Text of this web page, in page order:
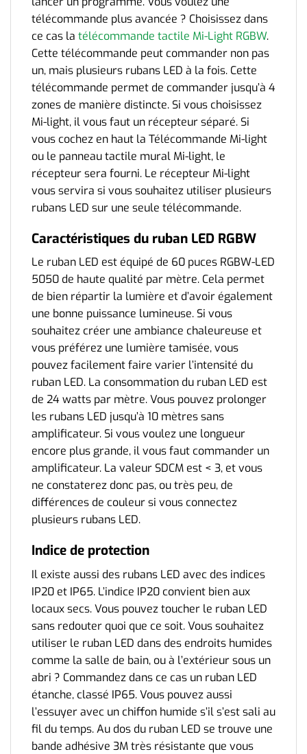
télécommande plus avancée ? Choisissez dans
ce cas la télécommande tactile Mi-Light RGBW.
Cette télécommande peut commander non pas
un, mais plusieurs rubans LED à la fois. Cette
télécommande permet de commander jusqu’à 4
zones de manière distincte. Si vous choisissez
Mi-light, il vous faut un récepteur séparé. Si
vous cochez en haut la Télécommande Mi-light
ou le panneau tactile mural Mi-light, le
récepteur sera fourni. Le récepteur Mi-light
vous servira si vous souhaitez utiliser plusieurs
rubans LED sur une seule télécommande.
Caractéristiques du ruban LED RGBW
Le ruban LED est équipé de 60 puces RGBW-LED
5050 de haute qualité par mètre. Cela permet
de bien répartir la lumière et d’avoir également
une bonne puissance lumineuse. Si vous
souhaitez créer une ambiance chaleureuse et
vous préférez une lumière tamisée, vous
pouvez facilement faire varier l’intensité du
ruban LED. La consommation du ruban LED est
de 24 watts par mètre. Vous pouvez prolonger
les rubans LED jusqu’à 10 mètres sans
amplificateur. Si vous voulez une longueur
encore plus grande, il vous faut commander un
amplificateur. La valeur SDCM est < 3, et vous
ne constaterez donc pas, ou très peu, de
différences de couleur si vous connectez
plusieurs rubans LED.
Indice de protection
Il existe aussi des rubans LED avec des indices
IP20 et IP65. L’indice IP20 convient bien aux
locaux secs. Vous pouvez toucher le ruban LED
sans redouter quoi que ce soit. Vous souhaitez
utiliser le ruban LED dans des endroits humides
comme la salle de bain, ou à l’extérieur sous un
abri ? Commandez dans ce cas un ruban LED
étanche, classé IP65. Vous pouvez aussi
l’essuyer avec un chiffon humide s’il s’est sali au
fil du temps.Au dos du ruban LED se trouve une
bande adhésive 3M très résistante que vous